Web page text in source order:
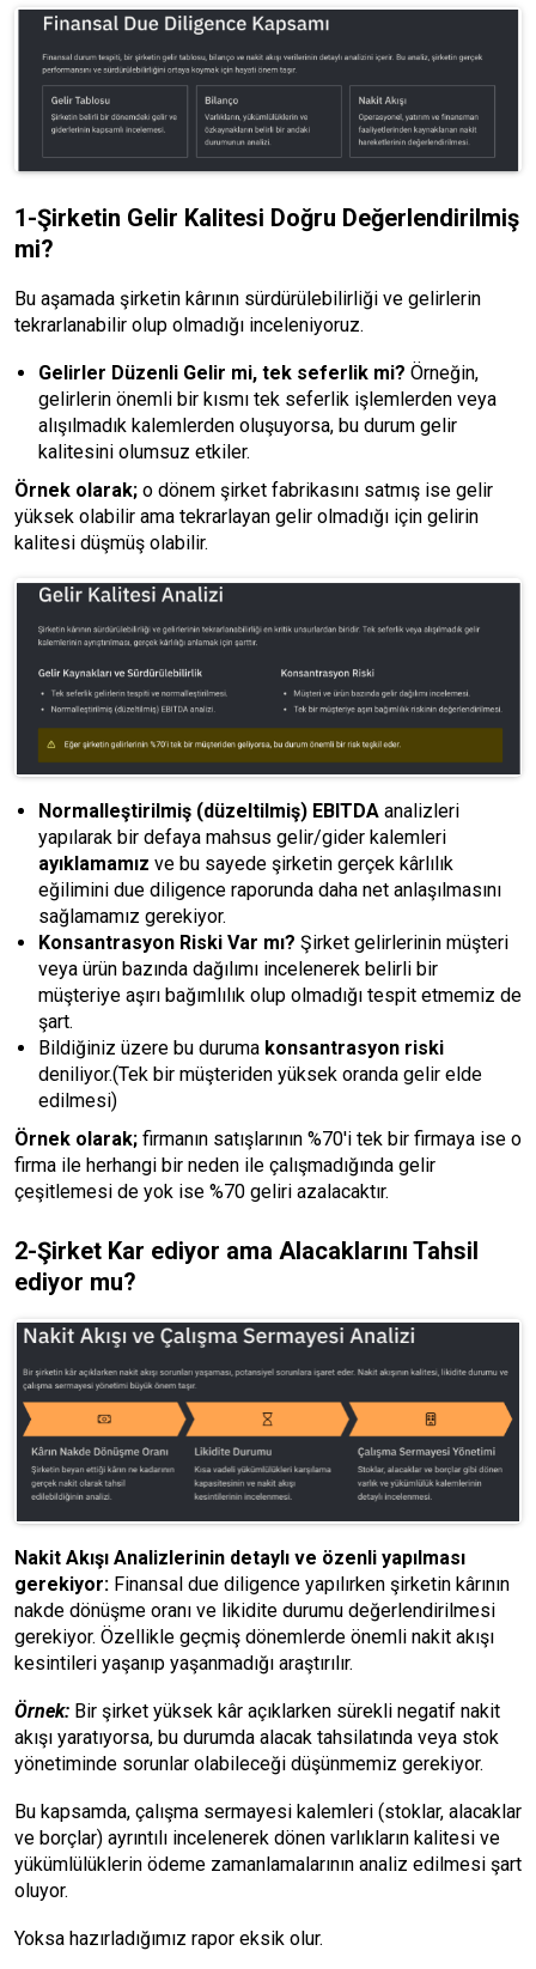
1-Şirketin Gelir Kalitesi Doğru Değerlendirilmiş
mi?
Bu aşamada şirketin kârının sürdürülebilirliği ve gelirlerin
tekrarlanabilir olup olmadığı inceleniyoruz.
Gelirler Düzenli Gelir mi, tek seferlik mi? Örneğin,
gelirlerin önemli bir kısmı tek seferlik işlemlerden veya
alışılmadık kalemlerden oluşuyorsa, bu durum gelir
kalitesini olumsuz etkiler.
Örnek olarak; o dönem şirket fabrikasını satmış ise gelir
yüksek olabilir ama tekrarlayan gelir olmadığı için gelirin
kalitesi düşmüş olabilir.
Normalleştirilmiş (düzeltilmiş) EBITDA analizleri
yapılarak bir defaya mahsus gelir/gider kalemleri
ayıklamamız ve bu sayede şirketin gerçek kârlılık
eğilimini due diligence raporunda daha net anlaşılmasını
sağlamamız gerekiyor.
Konsantrasyon Riski Var mı? Şirket gelirlerinin müşteri
veya ürün bazında dağılımı incelenerek belirli bir
müşteriye aşırı bağımlılık olup olmadığı tespit etmemiz de
şart.
Bildiğiniz üzere bu duruma konsantrasyon riski
deniliyor.(Tek bir müşteriden yüksek oranda gelir elde
edilmesi)
Örnek olarak; firmanın satışlarının %70'i tek bir firmaya ise o
firma ile herhangi bir neden ile çalışmadığında gelir
çeşitlemesi de yok ise %70 geliri azalacaktır.
2-Şirket Kar ediyor ama Alacaklarını Tahsil
ediyor mu?
Nakit Akışı Analizlerinin detaylı ve özenli yapılması
gerekiyor: Finansal due diligence yapılırken şirketin kârının
nakde dönüşme oranı ve likidite durumu değerlendirilmesi
gerekiyor. Özellikle geçmiş dönemlerde önemli nakit akışı
kesintileri yaşanıp yaşanmadığı araştırılır.
Örnek: Bir şirket yüksek kâr açıklarken sürekli negatif nakit
akışı yaratıyorsa, bu durumda alacak tahsilatında veya stok
yönetiminde sorunlar olabileceği düşünmemiz gerekiyor.
Bu kapsamda, çalışma sermayesi kalemleri (stoklar, alacaklar
ve borçlar) ayrıntılı incelenerek dönen varlıkların kalitesi ve
yükümlülüklerin ödeme zamanlamalarının analiz edilmesi şart
oluyor.
Yoksa hazırladığımız rapor eksik olur.